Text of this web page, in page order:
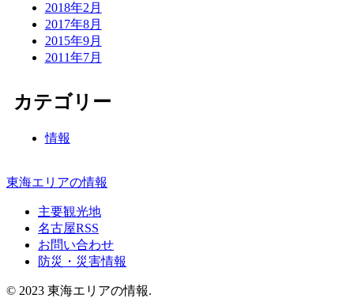
2018年2月
2017年8月
2015年9月
2011年7月
カテゴリー
情報
東海エリアの情報
主要観光地
名古屋RSS
お問い合わせ
防災・災害情報
© 2023 東海エリアの情報.